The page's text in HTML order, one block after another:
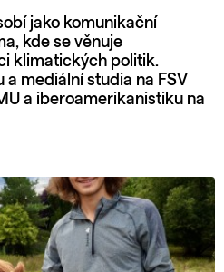
jako komunikační
kde se věnuje
klimatických politik.
mediální studia na FSV
a iberoamerikanistiku na